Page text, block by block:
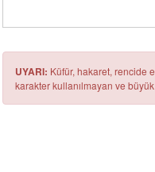
UYARI: Küfür, hakaret, rencide
karakter kullanılmayan ve